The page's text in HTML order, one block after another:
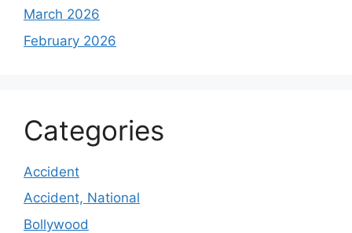
March 2026
February 2026
Categories
Accident
Accident, National
Bollywood